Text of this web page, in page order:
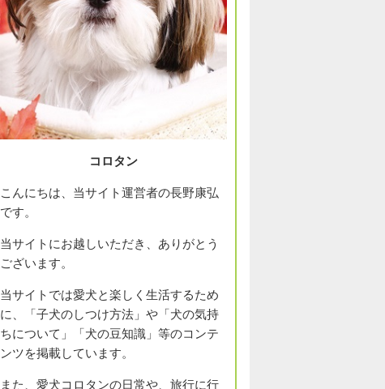
コロタン
こんにちは、当サイト運営者の長野康弘
です。
当サイトにお越しいただき、ありがとう
ございます。
当サイトでは愛犬と楽しく生活するため
に、「子犬のしつけ方法」や「犬の気持
ちについて」「犬の豆知識」等のコンテ
ンツを掲載しています。
また、愛犬コロタンの日常や、旅行に行